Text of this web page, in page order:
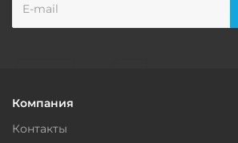
Компания
Контакты